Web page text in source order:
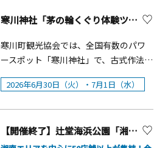
プログラムを多数用意し、未来に向け
て、神奈川県とベトナムとの交流や絆
ます。
な展覧会です。コレクターの方々が秘
蔵する作品により、昭和時代を駆け抜
けた牧野の画業を振り返るとともに、
その作品の意義を現代に問いかけま
になく、終生、ある意味愚直に描き続
画家が甦ります。&nbsp;本展のみどこ
ろ１. 牧野が青春時代を過ごした地・茅
す。この機会にぜひお出かけくださ
い。 ※開花状況は天候により変動する
ため、お出かけ前に公式SNSやWebサ
イトで最新情報をご確認ください（バ
※バラのソフトクリームの販売期間は5
の夜間開園」（開園時間延長）■開園
時間：9：00～19：30■期間：2026年5
寒川神社「茅の輪くぐり体験ツアー」
寒川町観光協会では、全国有数のパワ
ースポット「寒川神社」で、古式作法
に則り茅の輪をくぐり無病息災を願う
ガイドツアーを2日間行います。 このツ
月30日は、「大祓式」に参列し、人形
2026年6月30日（火）・7月1日（水）
【開催終了】辻堂海浜公園「湘南パンまつり」【藤沢市】